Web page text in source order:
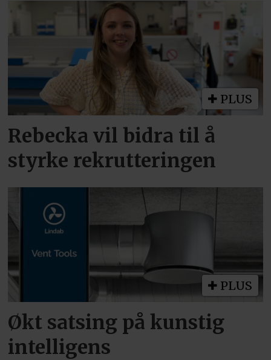
PLUS
Rebecka vil bidra til å
styrke rekrutteringen
PLUS
Økt satsing på kunstig
intelligens